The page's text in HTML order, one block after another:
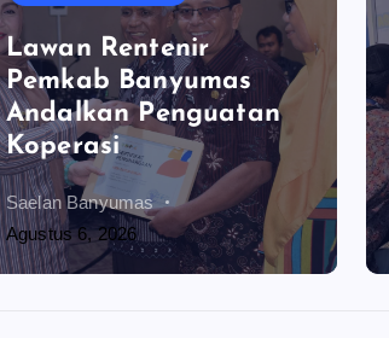
Lawan Rentenir
Pemkab Banyumas
Andalkan Penguatan
Koperasi
Saelan Banyumas
Agustus 6, 2026